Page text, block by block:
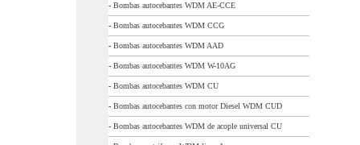
- Bombas autocebantes WDM AE-CCE
- Bombas autocebantes WDM CCG
- Bombas autocebantes WDM AAD
- Bombas autocebantes WDM W-10AG
- Bombas autocebantes WDM CU
- Bombas autocebantes con motor Diesel WDM CUD
- Bombas autocebantes WDM de acople universal CU